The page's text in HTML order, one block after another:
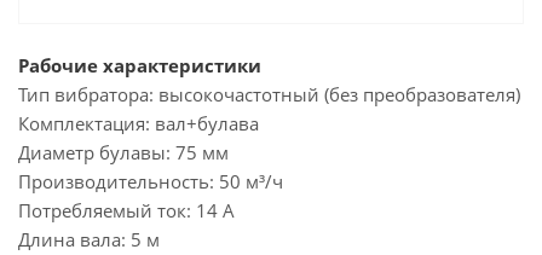
Рабочие характеристики
Тип вибратора: высокочастотный (без преобразователя)
Комплектация: вал+булава
Диаметр булавы: 75 мм
Производительность: 50 м³/ч
Потребляемый ток: 14 А
Длина вала: 5 м